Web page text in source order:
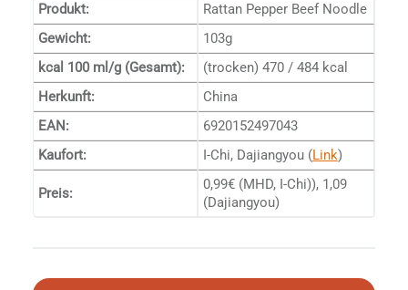
Produkt:
Rattan Pepper Beef Noodle
Gewicht:
103g
kcal 100 ml/g (Gesamt):
(trocken) 470 / 484 kcal
Herkunft:
China
EAN:
6920152497043
Kaufort:
I-Chi, Dajiangyou (Link)
Preis:
0,99€ (MHD, I-Chi)), 1,09
(Dajiangyou)